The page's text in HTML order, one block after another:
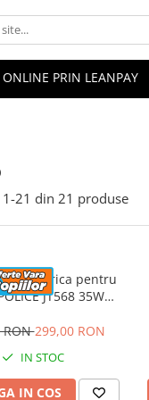
ONLINE PRIN LEANPAY
1-21 din 21 produse
electrica pentru
JT568 35W
RON299,00 RON
IN STOC
IN COS